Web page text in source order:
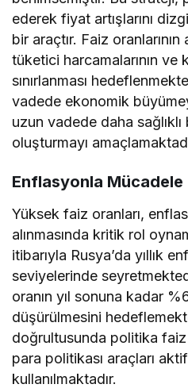
ederek fiyat artışlarını
bir araçtır. Faiz oranlarının
tüketici harcamalarının ve
sınırlanması
vadede ekonomik
uzun vadede daha
oluşturmayı
Enflasyonla Mücadele
Yüksek faiz oranları,
alınmasında kritik rol
itibarıyla Rusya’da yıllık
seviyelerinde
oranın yıl sonuna kadar
düşürülmesini
doğrultusunda politika
para politikası araçları
kullanılmaktadır.